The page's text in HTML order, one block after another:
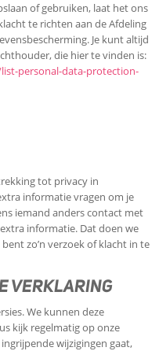
of gebruiken, laat het ons
te richten aan de Afdeling
Je kunt altijd
die hier te vinden is:
personal-data-protection-
tot privacy in
informatie vragen om je
iemand anders contact met
informatie. Dat doen we
zo’n verzoek of klacht in te
VERKLARING
We kunnen deze
kijk regelmatig op onze
wijzigingen gaat,